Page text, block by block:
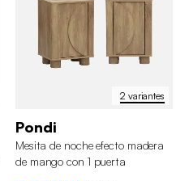
2 variantes
Pondi
Mesita de noche efecto madera
de mango con 1 puerta